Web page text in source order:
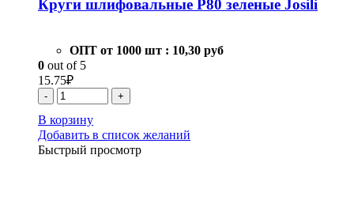
Круги шлифовальные Р80 зеленые Josili
ОПТ от 1000 шт : 10,30 руб
0 out of 5
15.75₽
- +
В корзину
Добавить в список желаний
Быстрый просмотр